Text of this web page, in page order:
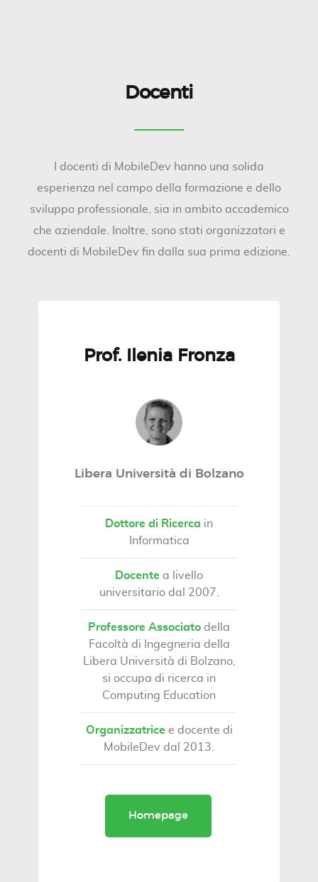
Docenti
I docenti di MobileDev hanno una solida
esperienza nel campo della formazione e dello
sviluppo professionale, sia in ambito accademico
che aziendale. Inoltre, sono stati organizzatori e
docenti di MobileDev fin dalla sua prima edizione.
Prof. Ilenia Fronza
Libera Università di Bolzano
Dottore di Ricerca in
Informatica
Docente a livello
universitario dal 2007.
Professore Associato della
Facoltà di Ingegneria della
Libera Università di Bolzano,
si occupa di ricerca in
Computing Education
Organizzatrice e docente di
MobileDev dal 2013.
Homepage